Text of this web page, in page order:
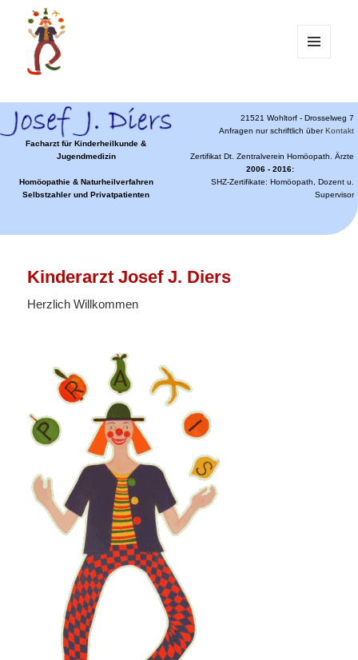
Facharzt für Kinderheilkunde &
Jugendmedizin
Homöopathie & Naturheilverfahren
Selbstzahler und Privatpatienten
21521 Wohltorf - Drosselweg 7
Anfragen nur schriftlich überKontakt
Zertifikat Dt. Zentralverein Homöopath. Ärzte
2006 - 2016:
SHZ-Zertifikate: Homöopath, Dozent u.
Supervisor
Kinderarzt Josef J. Diers
Herzlich Willkommen